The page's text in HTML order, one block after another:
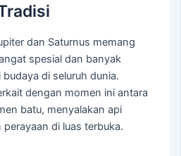
dan Saturnus memang
spesial dan banyak
di seluruh dunia.
dengan momen ini antara
batu, menyalakan api
di luas terbuka.